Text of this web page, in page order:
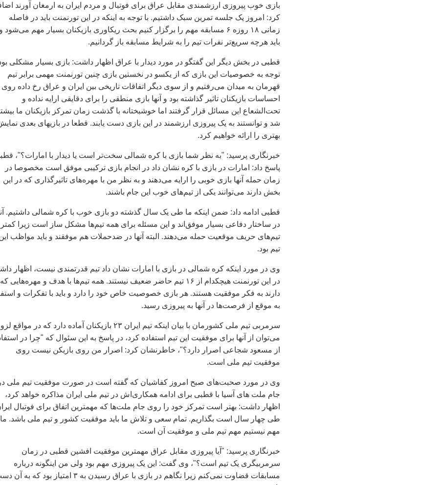
بازی خوب پيروزی ارزشمندی مقابل عراق برای فوتبال و مردم ايران به ارمغان آورند
کرد: امروز يک جلسه تمرين سبک داشتيم. با توجه به اينکه در اين تورنمنت بايد در فاصله
زمانی ۱۸ روزه ۶ مسابقه مهم را برگزار کنيم بحث ريکاوری بازيکنان بسيار مهم می‌شود
بايد هرچه سريع‌تر نفرات تيم را به شرايط مسابقه باز گردانيم.
قطبی در بخش ديگر اين گفتگو در مورد ديدار با عراق اظهار داشت: بازی بسيار مشکلی
توجه به خصوصيات اين بازی که از يکسو در نخستين بازی چنين تورنمنت مهمی برابر تيم
قهرمان به ميدان می‌رفتيم و از سوی ديگر اتفاقات تاريخی بين ايران و عراق رخ داده روی
احساسات بازيکنان تاثير گذاشته بود و آنها بازی منطقی را برای دقايقی ارايه نداده و
تحت‌الشعاع اين مسائل قرار گرفتند اما خوشبختانه با گذشت زمان تمرکز بازيکنان ما
شد و توانستند به يک پيروزی ارزشمند در اين بازی دست يابند. قطعا در بازيهای بعدی
بهتری را ارائه خواهيم کرد.
خبرنگاری پرسيد: "به نظر شما بازی با کره شمالی سخت‌تر است يا ديدار با امارات؟"،
پاسخ داد: امارات در بازی با کره نشان داد در انجام بازی ترکيبی موفق است مخصوصا در
زمان حمله آنها بازی خوبی را ارايه می‌دهند و به نظر من با مهره‌های تاثيرگذاری که در اين
بخش دارند می‌توانند يکی از تيم‌های خوب اين جام باشند.
قطبی ادامه داد: ضمن اينکه ما طی يک سال گذشته دو بازی خوب با کره شمالی داشتيم.
در ساختار دفاعی بسيار موفق‌اند و اين مسئله برای همه تيم‌ها مشکل ساز است زيرا کمتر
تيم‌های حريف موقعيت حمله می‌دهند. البته آنها در ضدحملات هم موفقند و بايد مواظب
تيم بود.
وی در مورد اينکه کره شمالی در بازی با امارات نشان داد تيم قدرتمندی نيست، اظهار
در اين تورنمنت هيچکدام از ۱۶ تيم حاضر ضعيف نيستند. همه تيم‌ها با هدف و مهره‌هايی که
دارند به فکر موفقيت هستند. هر بازی خصوصيت خاص خود را دارد و بايد با تفکرات و
به موقع از فرصت‌ها در آنها به پيروزی رسيد.
سرمربی تيم ملی کشورمان با بيان اينکه تيم ايران ۲۳ بازيکنان آماده دارد که در مواقع
می‌توان از آنها برای موفقيت اين تيم استفاده کرد، در پاسخ به اين سئوال که "چرا در
از مسعود شجاعی اصرار دارد؟"، خاطرنشان کرد: اصرار من روی بازيکن نيست روی
موفقيت تيم ملی است.
وی در مورد صحبت‌های صبح امروز کفاشيان که گفته است در صورت موفقيت تيم ملی در
جام ملت‌ های آسيا با قطبی برای ادامه همکاری‌اش در تيم ملی ايران مذاکره خواهد کرد،
اظهار داشت: بهتر است تمرکز خود را روی جام ملت‌ها که مهمترين اتفاق برای فوتبال
طی چهار سال است بگذاريم. تمام سعی و تلاش ما بايد موفقيت کشور و تيم ملی باشد. ما
مهم نيستيم مهم تيم ملی و موفقيت آن است.
خبرنگاری پرسيد: "آيا پيروزی مقابل عراق مهمترين موفقيت افشين قطبی در زمان
سرمربيگری يک تيم است؟"، وی گفت: اين يک پيروزی مهم بود ولی من اينگونه درباره
مسابقات قضاوت نمی‌کنم زيرا نگاهم در بازی با عراق رسيدن به ۳ امتياز بود که